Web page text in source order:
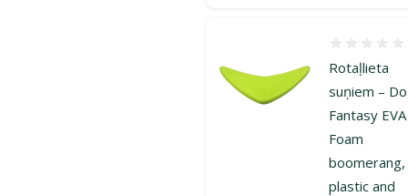
Rotaļlieta
suņiem –
Fantasy EVA
Foam
boomerang,
plastic and